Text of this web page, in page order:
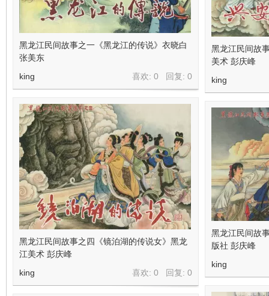
黑龙江民间故事之一《黑龙江的传说》衣晓白
张美东
喜欢: 0 回复: 0
king
黑龙江民间故
美术 彭庆峰
king
黑龙江民间故事之四《镜泊湖的传说女》黑龙
江美术 彭庆峰
喜欢: 0 回复: 0
king
黑龙江民间故
版社 彭庆峰
king